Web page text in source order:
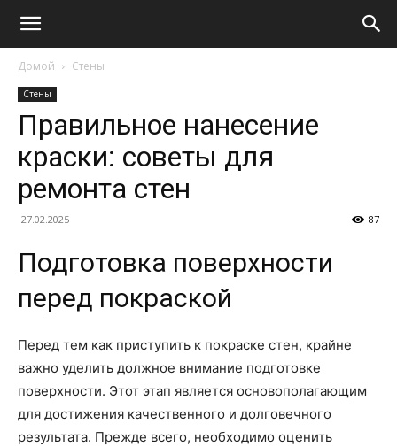
Домой Стены
Стены
Правильное нанесение
краски: советы для
ремонта стен
27.02.2025 87
Подготовка поверхности
перед покраской
Перед тем как приступить к покраске стен, крайне
важно уделить должное внимание подготовке
поверхности. Этот этап является основополагающим
для достижения качественного и долговечного
результата. Прежде всего, необходимо оценить